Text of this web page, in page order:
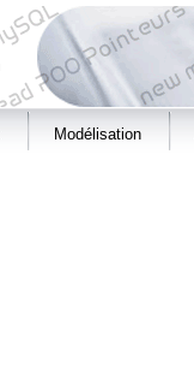
Modélisation